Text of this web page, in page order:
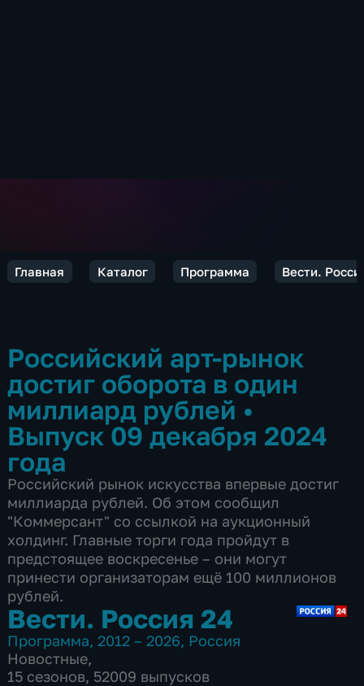
Главная Каталог Программа Вести.
Российский арт-рынок
достиг оборота в один
миллиард рублей •
Выпуск 09 декабря 2024
года
Российский рынок искусства впервые достиг
миллиарда рублей. Об этом сообщил
"Коммерсант" со ссылкой на аукционный
холдинг. Главные торги года пройдут в
предстоящее воскресенье – они могут
принести организаторам ещё 100 миллионов
рублей.
Вести. Россия 24
Программа, 2012 – 2026, Россия
Новостные,
15 сезонов, 52009 выпусков